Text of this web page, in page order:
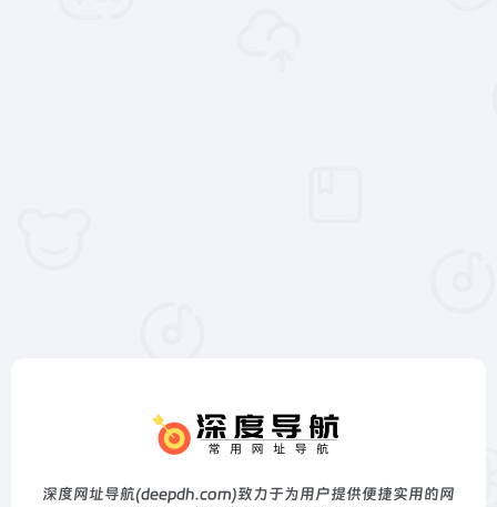
深度网址导航(deepdh.com)致力于为用户提供便捷实用的网